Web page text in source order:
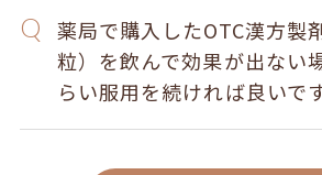
薬局で購入したOTC漢方製
粒）を飲んで効果が出ない
らい服用を続ければ良いで